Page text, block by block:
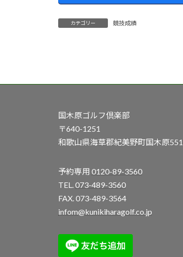
カテゴリー 競技成績
国木原ゴルフ倶楽部
〒640-1251
和歌山県海草郡紀美野町国木原
予約専用 0120-89-3560
TEL. 073-489-3560
FAX. 073-489-3564
infom@kunikiharagolf.co.jp